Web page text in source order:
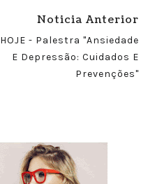
Noticia Anterior
HOJE - Palestra "Ansiedade
E Depressão: Cuidados E
Prevenções"